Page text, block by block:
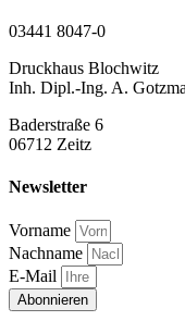
03441 8047-0
Druckhaus Blochwitz
Inh. Dipl.-Ing. A.
Baderstraße 6
06712 Zeitz
Newsletter
Vorname
Nachname
E-Mail
Abonnieren